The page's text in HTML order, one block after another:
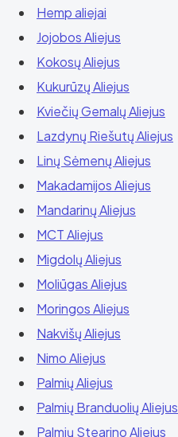
Hemp aliejai
Jojobos Aliejus
Kokosų Aliejus
Kukurūzų Aliejus
Kviečių Gemalų Aliejus
Lazdynų Riešutų Aliejus
Linų Sėmenų Aliejus
Makadamijos Aliejus
Mandarinų Aliejus
MCT Aliejus
Migdolų Aliejus
Moliūgas Aliejus
Moringos Aliejus
Nakvišų Aliejus
Nimo Aliejus
Palmių Aliejus
Palmių Branduolių Aliejus
Palmių Stearino Aliejus